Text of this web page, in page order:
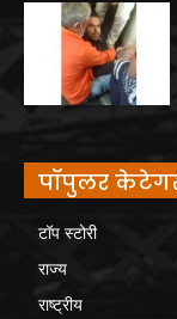
पॉपुलर
टॉप स्टोरी
राज्य
राष्ट्रीय